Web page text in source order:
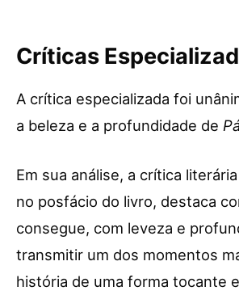
Críticas
A crítica especializada foi
a beleza e a profundidade de
Em sua análise, a crítica
no posfácio do livro, destaca
consegue, com leveza e
transmitir um dos momentos
história de uma forma tocante